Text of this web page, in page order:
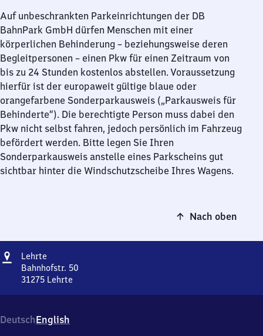
Auf unbeschrankten Parkeinrichtungen der DB
BahnPark GmbH dürfen Menschen mit einer
körperlichen Behinderung – beziehungsweise deren
Begleitpersonen – einen Pkw für einen Zeitraum von
bis zu 24 Stunden kostenlos abstellen. Voraussetzung
hierfür ist der europaweit gültige blaue oder
orangefarbene Sonderparkausweis („Parkausweis für
Behinderte“). Die berechtigte Person muss dabei den
Pkw nicht selbst fahren, jedoch persönlich im Fahrzeug
befördert werden. Bitte legen Sie Ihren
Sonderparkausweis anstelle eines Parkscheins gut
sichtbar hinter die Windschutzscheibe Ihres Wagens.
Nach oben
Adresse
Lehrte
Bahnhofstr. 50
31275 Lehrte
50,
3
DeutschEnglish